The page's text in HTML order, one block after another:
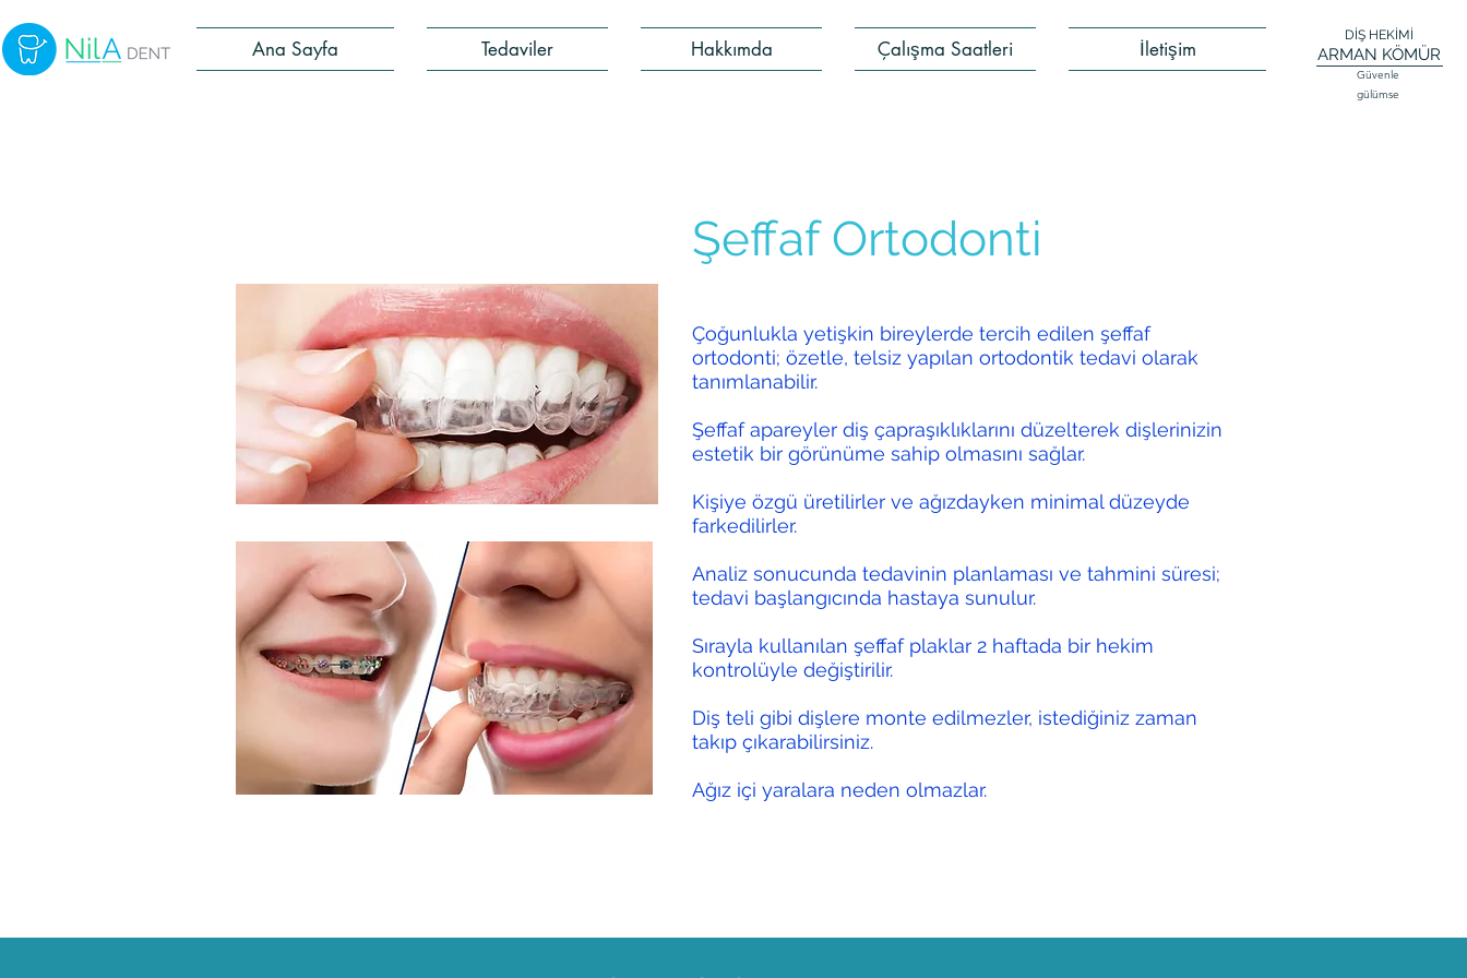
Ana Sayfa Tedaviler Hakkımda Çalışma Saatleri İletişim
DİŞ HEKİMİ
ARMAN KÖMÜR
Güvenle
gülümse
Şeffaf Ortodonti
Çoğunlukla yetişkin bireylerde tercih edilen şeffaf
ortodonti; özetle, telsiz yapılan ortodontik tedavi olarak
tanımlanabilir.
Şeffaf apareyler diş çapraşıklıklarını düzelterek dişlerinizin
estetik bir görünüme sahip olmasını sağlar.
Kişiye özgü üretilirler ve ağızdayken minimal düzeyde
farkedilirler.
Analiz sonucunda tedavinin planlaması ve tahmini süresi;
tedavi başlangıcında hastaya sunulur.
Sırayla kullanılan şeffaf plaklar 2 haftada bir hekim
kontrolüyle değiştirilir.
Diş teli gibi dişlere monte edilmezler, istediğiniz zaman
takıp çıkarabilirsiniz.
Ağız içi yaralara neden olmazlar.